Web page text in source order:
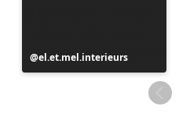
Post
opublikowany
el.et.mel.interieurs